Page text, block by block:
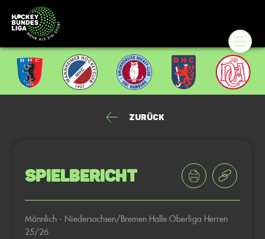
Zurück
Spielbericht
Männlich - Niedersachsen/Bremen Halle Oberliga Herren
25/26